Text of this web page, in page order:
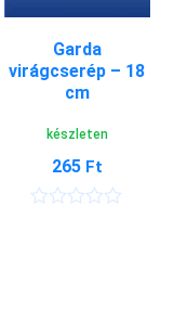
Garda
virágcserép – 18
cm
készleten
265 Ft